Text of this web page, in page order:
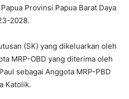
Provinsi Papua Barat Daya
2028.
(SK) yang dikeluarkan oleh
MRP-OBD yang diterima oleh
sebagai Anggota MRP-PBD
Katolik.